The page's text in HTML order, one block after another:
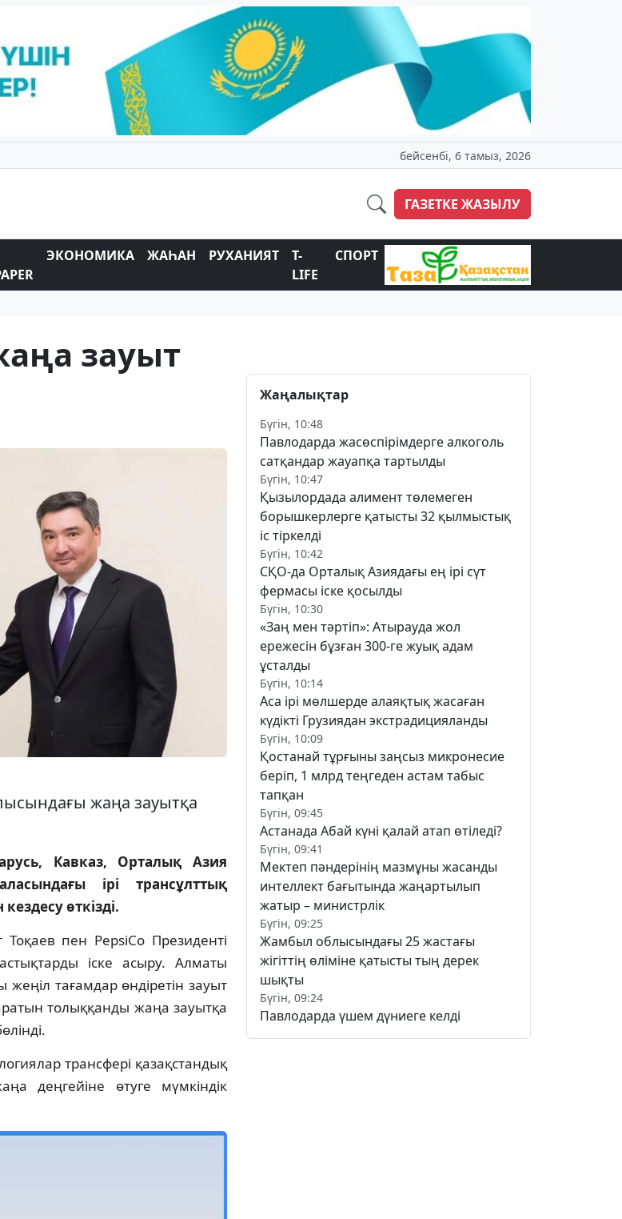
бейсенбі, 6 тамыз, 2026
ГАЗЕТКЕ ЖАЗЫЛУ
ЭКОНОМИКА ЖАҺАН РУХАНИЯТ
T-
LIFE
СПОРТ
зауыт
жаңа зауытқа
Кавказ, Орталық Азия
ірі трансұлттық
өткізді.
пен PepsiCo Президенті
іске асыру. Алматы
тағамдар өндіретін зауыт
толыққанды жаңа зауытқа
трансфері қазақстандық
деңгейіне өтуге мүмкіндік
Жаңалықтар
Бүгін, 10:48
Павлодарда жасөспірімдерге алкоголь
сатқандар жауапқа тартылды
Бүгін, 10:47
Қызылордада алимент төлемеген
борышкерлерге қатысты 32 қылмыстық
іс тіркелді
Бүгін, 10:42
СҚО-да Орталық Азиядағы ең ірі сүт
фермасы іске қосылды
Бүгін, 10:30
«Заң мен тәртіп»: Атырауда жол
ережесін бұзған 300-ге жуық адам
ұсталды
Бүгін, 10:14
Аса ірі мөлшерде алаяқтық жасаған
күдікті Грузиядан экстрадицияланды
Бүгін, 10:09
Қостанай тұрғыны заңсыз микронесие
беріп, 1 млрд теңгеден астам табыс
тапқан
Бүгін, 09:45
Астанада Абай күні қалай атап өтіледі?
Бүгін, 09:41
Мектеп пәндерінің мазмұны жасанды
интеллект бағытында жаңартылып
жатыр – министрлік
Бүгін, 09:25
Жамбыл облысындағы 25 жастағы
жігіттің өліміне қатысты тың дерек
шықты
Бүгін, 09:24
Павлодарда үшем дүниеге келді